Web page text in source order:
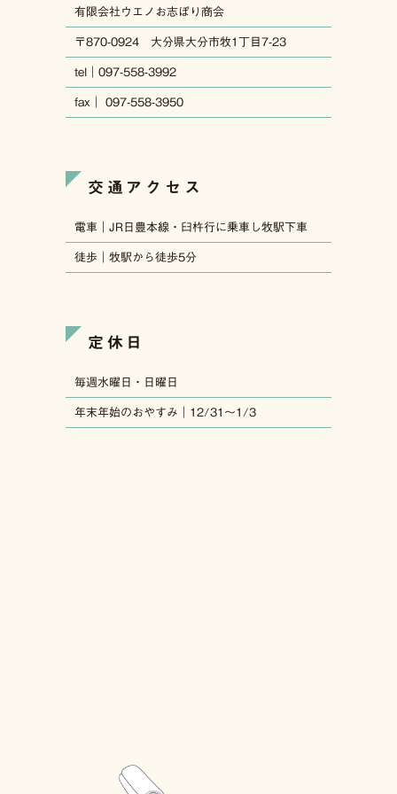
有限会社ウエノお志ぼり商会
〒870-0924 大分県大分市牧1丁目7-23
tel｜097-558-3992
fax｜ 097-558-3950
交通アクセス
電車｜JR日豊本線・臼杵行に乗車し牧駅下車
徒歩｜牧駅から徒歩5分
定休日
毎週水曜日・日曜日
年末年始のおやすみ｜12/31〜1/3